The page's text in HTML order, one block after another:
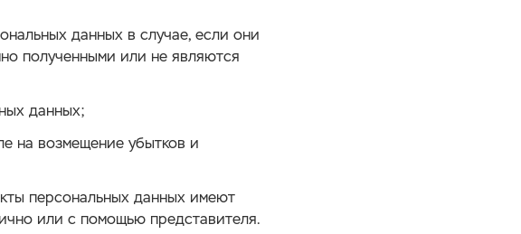
данных в случае, если они
полученными или не являются
данных;
на возмещение убытков и
персональных данных имеют
или с помощью представителя.